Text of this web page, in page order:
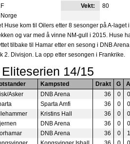
F Vekt:
80
Norge
Huse kom til Oilers etter 8 sesonger på A-
og var med å vinne NM-gull i 2015. Huse
tilbake til Hamar etter en sesong i DNB
2. Divisjon. La opp etter sesongen i Frankrike.
14/15
Kampsted Drakt G
A
Asker DNB Arena 36 0
0
Sparta Amfi 36 0
0
Kristins Hall 36 0
0
DNB Arena 36 0
0
DNB Arena 36 0
1